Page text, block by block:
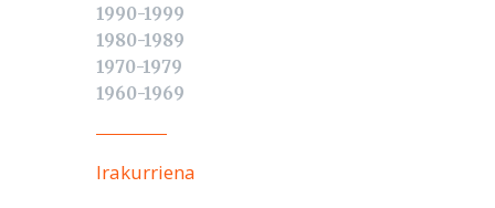
1990-1999
1980-1989
1970-1979
1960-1969
Irakurriena